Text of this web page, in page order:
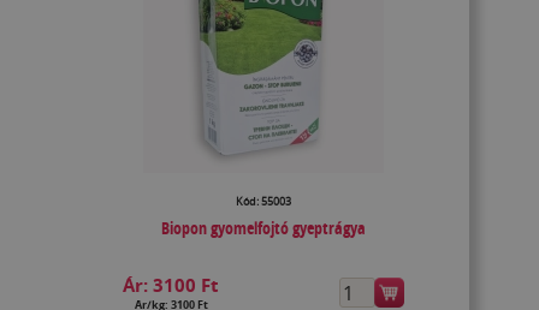
Kód: 55003
Biopon gyomelfojtó gyeptrágya
Ár:3100 Ft
Ár/kg: 3100 Ft